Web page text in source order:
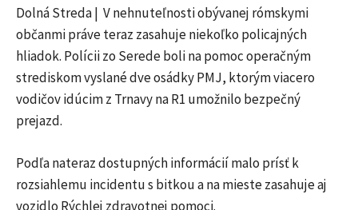
Dolná Streda | V nehnuteľnosti obývanej rómskymi
občanmi práve teraz zasahuje niekoľko policajných
hliadok. Polícii zo Serede boli na pomoc operačným
strediskom vyslané dve osádky PMJ, ktorým viacero
vodičov idúcim z Trnavy na R1 umožnilo bezpečný
prejazd.
Podľa nateraz dostupných informácií malo prísť k
rozsiahlemu incidentu s bitkou a na mieste zasahuje aj
vozidlo Rýchlej zdravotnej pomoci.